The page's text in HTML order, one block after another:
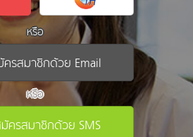
หรือ
รสมาชิกด้วย Email
หรือ
ครสมาชิกด้วย SMS